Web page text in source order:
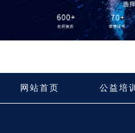
网站首页 公益培训